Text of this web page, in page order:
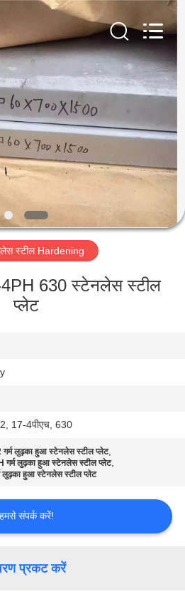
स्टील Hardening
630 स्टेनलेस स्टील
प्लेट
17-4पीएच, 630
लुढ़का हुआ स्टेनलेस स्टील प्लेट,
गर्म लुढ़का हुआ स्टेनलेस स्टील प्लेट,
लुढ़का हुआ स्टेनलेस स्टील प्लेट
हमसे संपर्क करें!
प्रकट करें